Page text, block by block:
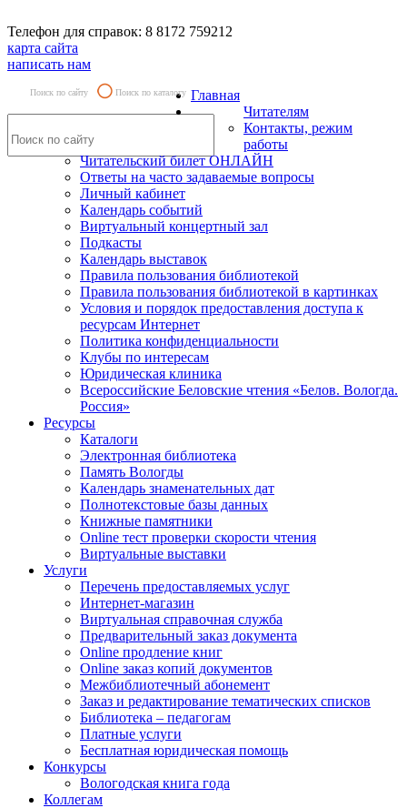
Телефон для справок: 8 8172 759212
карта сайта
написать нам
Поиск по сайту Поиск по каталогу Главная
Читателям
Контакты, режим
работы
Читательский билет ОНЛАЙН
Ответы на часто задаваемые вопросы
Личный кабинет
Календарь событий
Виртуальный концертный зал
Подкасты
Календарь выставок
Правила пользования библиотекой
Правила пользования библиотекой в картинках
Условия и порядок предоставления доступа к
ресурсам Интернет
Политика конфиденциальности
Клубы по интересам
Юридическая клиника
Всероссийские Беловские чтения «Белов. Вологда.
Россия»
Ресурсы
Каталоги
Электронная библиотека
Память Вологды
Календарь знаменательных дат
Полнотекстовые базы данных
Книжные памятники
Online тест проверки скорости чтения
Виртуальные выставки
Услуги
Перечень предоставляемых услуг
Интернет-магазин
Виртуальная справочная служба
Предварительный заказ документа
Online продление книг
Online заказ копий документов
Межбиблиотечный абонемент
Заказ и редактирование тематических списков
Библиотека – педагогам
Платные услуги
Бесплатная юридическая помощь
Конкурсы
Вологодская книга года
Коллегам